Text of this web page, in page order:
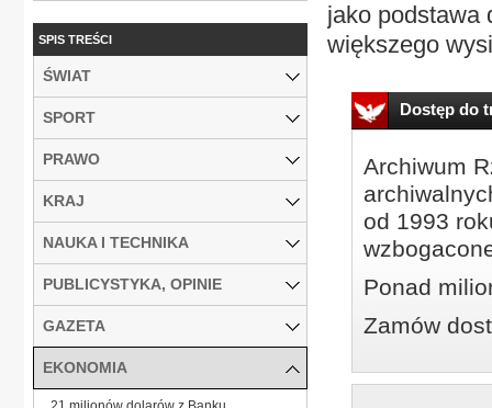
jako podstawa
większego
Dostęp do
Archiwum
od 1993
Ponad
Zamów
SPIS TREŚCI
ŚWIAT
SPORT
PRAWO
KRAJ
NAUKA I TECHNIKA
PUBLICYSTYKA, OPINIE
GAZETA
EKONOMIA